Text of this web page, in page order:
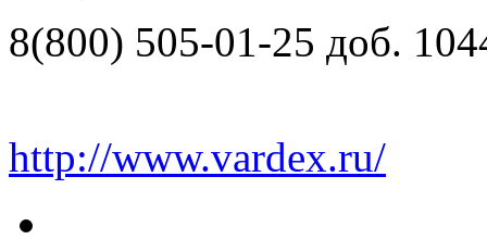
8(800) 505-01-25 доб.
http://www.vardex.ru/